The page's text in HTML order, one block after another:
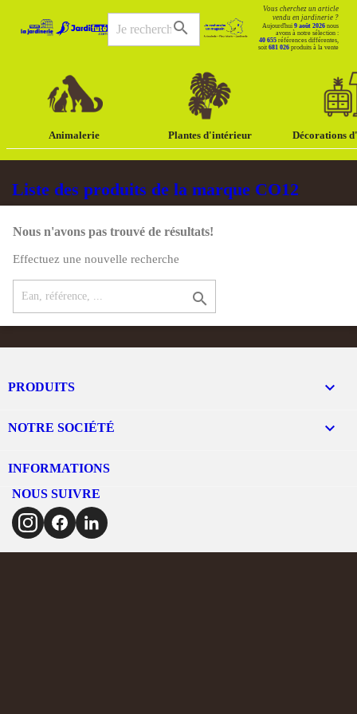
search
Vous cherchez un article
vendu en jardinerie ?
Aujourd'hui 9 août 2026 nous
avons à notre sélection :
40 655 références différentes,
soit 681 026 produits à la vente
Animalerie Plantes d'intérieur Décorations
Liste des produits de la marque CO12
Nous n'avons pas trouvé de résultats!
Effectuez une nouvelle recherche

PRODUITS 
NOTRE SOCIÉTÉ 
INFORMATIONS
NOUS SUIVRE